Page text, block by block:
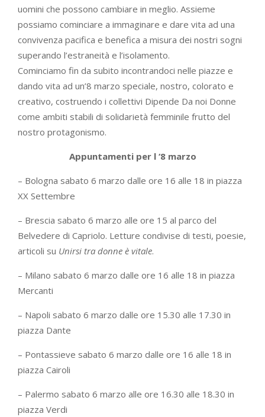
uomini che possono cambiare in meglio. Assieme
possiamo cominciare a immaginare e dare vita ad una
convivenza pacifica e benefica a misura dei nostri sogni
superando l’estraneità e l’isolamento.
Cominciamo fin da subito incontrandoci nelle piazze e
dando vita ad un’8 marzo speciale, nostro, colorato e
creativo, costruendo i collettivi Dipende Da noi Donne
come ambiti stabili di solidarietà femminile frutto del
nostro protagonismo.
Appuntamenti per l ‘8 marzo
– Bologna sabato 6 marzo dalle ore 16 alle 18 in piazza
XX Settembre
– Brescia sabato 6 marzo alle ore 15 al parco del
Belvedere di Capriolo. Letture condivise di testi, poesie,
articoli su Unirsi tra donne è vitale.
– Milano sabato 6 marzo dalle ore 16 alle 18 in piazza
Mercanti
– Napoli sabato 6 marzo dalle ore 15.30 alle 17.30 in
piazza Dante
– Pontassieve sabato 6 marzo dalle ore 16 alle 18 in
piazza Cairoli
– Palermo sabato 6 marzo alle ore 16.30 alle 18.30 in
piazza Verdi